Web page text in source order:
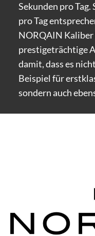
Sekunden pro Tag.
pro Tag
NORQAIN
prestigeträchtige
damit, dass es
Beispiel für
sondern auch